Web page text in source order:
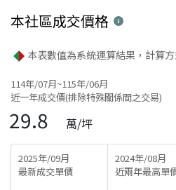
本社區成交價格
本表數值為系統運算結果，計算
114年/07月~115年/06月
近一年成交價(排除特殊關係間之交易)
29.8 萬/坪
2025年/09月
最新成交單價
2024年/08月
近兩年最高單